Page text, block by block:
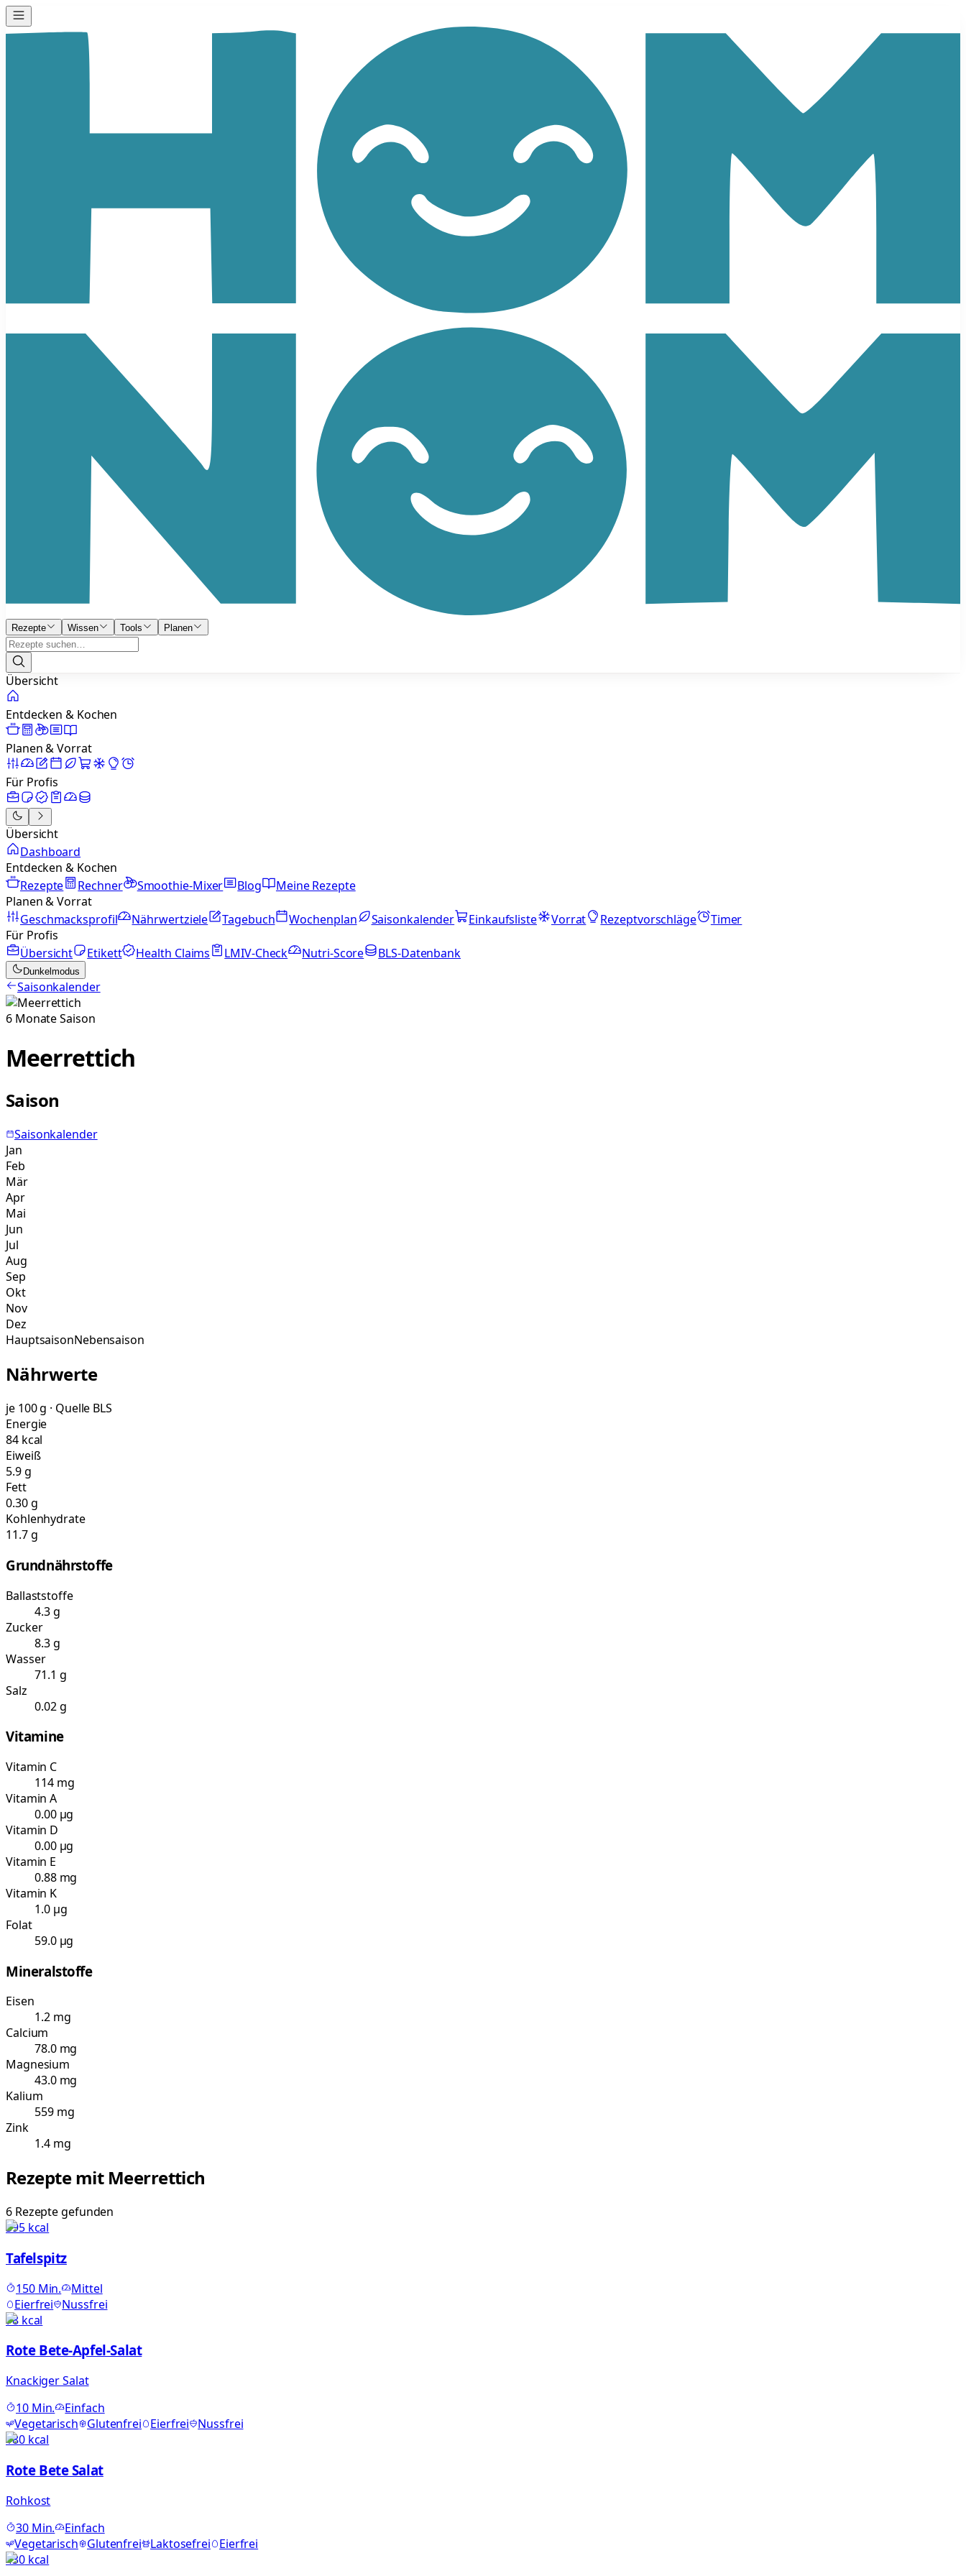
Rezepte Wissen Tools Planen
Übersicht
Entdecken & Kochen
Planen & Vorrat
Für Profis
Übersicht
Dashboard
Entdecken & Kochen
Rezepte
Rechner Smoothie-Mixer Blog
Meine Rezepte
Planen & Vorrat
Geschmacksprofil
Nährwertziele Tagebuch Wochenplan Saisonkalender Einkaufsliste Vorrat Rezeptvorschläge
Timer
Für Profis
Übersicht
Etikett Health Claims LMIV-Check Nutri-Score BLS-Datenbank
Dunkelmodus
Saisonkalender
6 MonateSaison
Meerrettich
Saison
Saisonkalender
Jan
Feb
Mär
Apr
Mai
Jun
Jul
Aug
Sep
Okt
Nov
Dez
HauptsaisonNebensaison
Nährwerte
je 100 g · Quelle BLS
Energie
84 kcal
Eiweiß
5.9 g
Fett
0.30 g
Kohlenhydrate
11.7 g
Grundnährstoffe
Ballaststoffe
4.3 g
Zucker
8.3 g
Wasser
71.1 g
Salz
0.02 g
Vitamine
Vitamin C
114 mg
Vitamin A
0.00 µg
Vitamin D
0.00 µg
Vitamin E
0.88 mg
Vitamin K
1.0 µg
Folat
59.0 µg
Mineralstoffe
Eisen
1.2 mg
Calcium
78.0 mg
Magnesium
43.0 mg
Kalium
559 mg
Zink
1.4 mg
Rezepte mit Meerrettich
6 Rezeptegefunden
395kcal
Tafelspitz
150Min.
Mittel
Eierfrei
Nussfrei
78kcal
Rote Bete-Apfel-Salat
Knackiger Salat
10Min.
Einfach
Vegetarisch
Glutenfrei Eierfrei
Nussfrei
180kcal
Rote Bete Salat
Rohkost
30Min.
Einfach
Vegetarisch
Glutenfrei Laktosefrei
Eierfrei
430kcal